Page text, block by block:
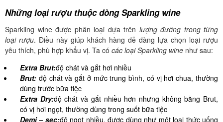
Những loại rượu thuộc dòng Sparkling wine
Sparkling wine được phân loại dựa trên lượng đường trong từng
loại rượu. Điều này giúp khách hàng dễ dàng lựa chọn loại rượu
yêu thích, phù hợp khẩu vị. Ta có các loại Sparkling wine như sau:
Extra Brut:độ chát và gắt hơi nhiều
Brut: độ chát và gắt ở mức trung bình, có vị hơi chua, thường
dùng trước bữa tiệc
Extra Dry:độ chát và gắt nhiều hơn nhưng không bằng Brut,
có vị hơi ngọt, thường dùng trong suốt bữa tiệc
Demi – sec:độ ngọt nhiều, được dùng như một loại thức uống